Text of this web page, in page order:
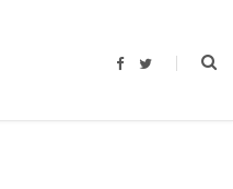
F
b
T
t